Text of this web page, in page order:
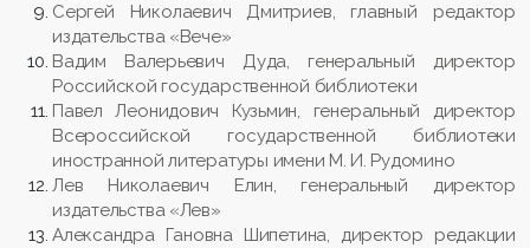
Сергей Николаевич Дмитриев, главный редактор
издательства «Вече»
Вадим Валерьевич Дуда, генеральный директор
Российской государственной библиотеки
Павел Леонидович Кузьмин, генеральный директор
Всероссийской государственной библиотеки
иностранной литературы имени М. И. Рудомино
Лев Николаевич Елин, генеральный директор
издательства «Лев»
Александра Гановна Шипетина, директор редакции